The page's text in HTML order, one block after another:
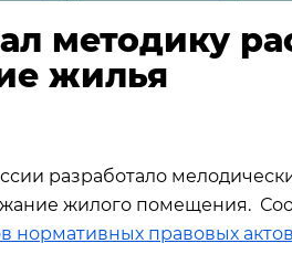
методику
жилья
разработало
жилого помещения.
нормативных правовых актов